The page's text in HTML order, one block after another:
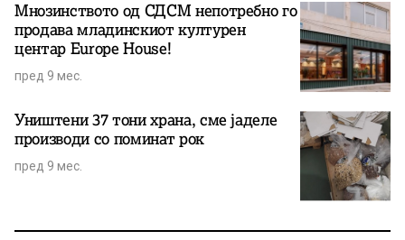
Мнозинството од СДСМ непотребно го
продава младинскиот културен
центар Europe House!
пред 9 мес.
Уништени 37 тони храна, сме јаделе
производи со поминат рок
пред 9 мес.